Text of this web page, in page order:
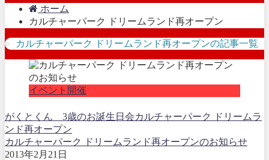
ホーム
カルチャーパーク ドリームランド再オープン
カルチャーパーク ドリームランド再オープンの記事一覧
イベント開催
がくとくん 3歳のお誕生日会カルチャーパーク ドリームラ
ンド再オープン
カルチャーパーク ドリームランド再オープンのお知らせ
2013年2月21日